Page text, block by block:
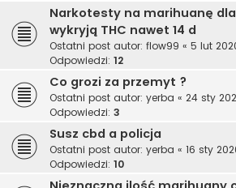
Narkotesty na marihuanę
wykryją THC nawet 14 d
Ostatni post autor: flow99 « 5 lut
Odpowiedzi: 12
Co grozi za przemyt ?
Ostatni post autor: yerba « 24 sty
Odpowiedzi: 3
Susz cbd a policja
Ostatni post autor: yerba « 16 sty
Odpowiedzi: 10